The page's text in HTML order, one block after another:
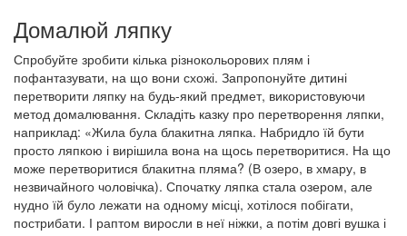
Домалюй ляпку
Спробуйте зробити кілька різнокольорових плям і
пофантазувати, на що вони схожі. Запропонуйте дитині
перетворити ляпку на будь-який предмет, використовуючи
метод домалювання. Складіть казку про перетворення ляпки,
наприклад: «Жила була блакитна ляпка. Набридло їй бути
просто ляпкою і вирішила вона на щось перетворитися. На що
може перетворитися блакитна пляма? (В озеро, в хмару, в
незвичайного чоловічка). Спочатку ляпка стала озером, але
нудно їй було лежати на одному місці, хотілося побігати,
пострибати. І раптом виросли в неї ніжки, а потім довгі вушка і